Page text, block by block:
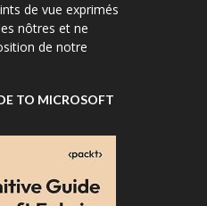
de vue exprimés
nôtres et ne
de notre
TO MICROSOFT